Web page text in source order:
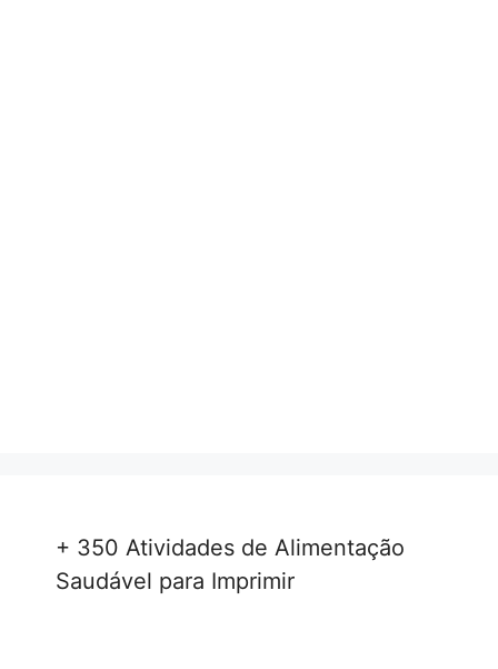
+ 350 Atividades de Alimentação
Saudável para Imprimir